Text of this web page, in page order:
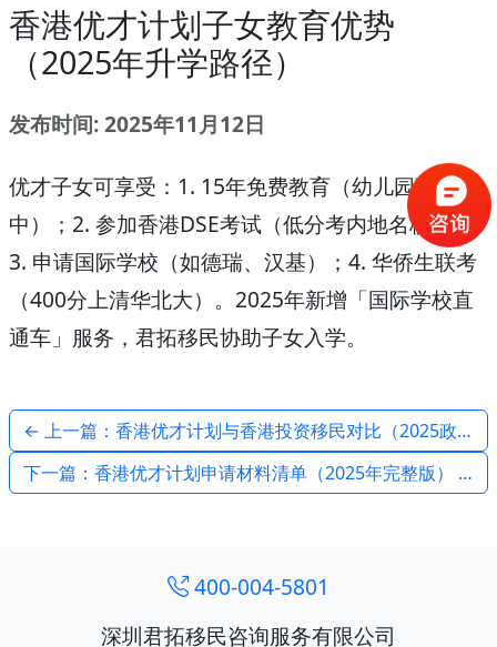
香港优才计划子女教育优势
（2025年升学路径）
发布时间: 2025年11月12日
优才子女可享受：1. 15年免费教育（幼儿园至高
中）；2. 参加香港DSE考试（低分考内地名校）；
3. 申请国际学校（如德瑞、汉基）；4. 华侨生联考
（400分上清华北大）。2025年新增「国际学校直
通车」服务，君拓移民协助子女入学。
← 上一篇：香港优才计划与香港投资移民对比（2025政策）
下一篇：香港优才计划申请材料清单（2025年完整版） →
400-004-5801
深圳君拓移民咨询服务有限公司